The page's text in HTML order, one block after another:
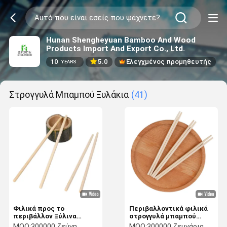
Hunan Shengheyuan Bamboo And Wood
Products Import And Export Co., Ltd.
10 YEARS 5.0 Ελεγχμένος προμηθευτής
Στρογγυλά Μπαμπού Ξυλάκια (41)
Φιλικά προς το
περιβάλλον Ξύλινα
Ξυλάκια Μπαμπού
Περιβαλλοντικά φιλικά
στρογγυλά μπαμπού
απορριπτέα ραβδιά με